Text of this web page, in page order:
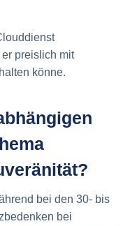
preislich mit
könne.
bei den 30‑ bis
bei